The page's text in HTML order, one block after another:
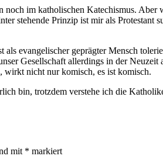
im katholischen Katechismus.
stehende Prinzip ist mir als
evangelischer geprägter Mensch
Gesellschaft allerdings in der
wirkt nicht nur komisch, es ist komisch.
bin, trotzdem verstehe ich die
mit * markiert